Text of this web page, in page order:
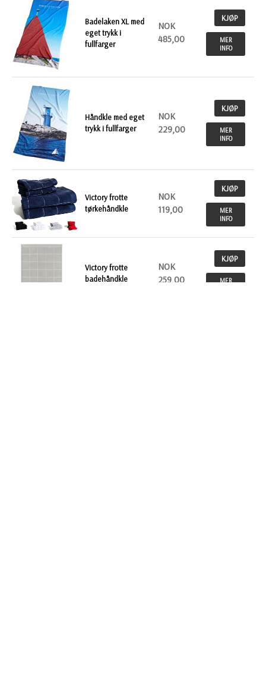
Badelaken XL med
eget trykk i
fullfarger
NOK
485,00
KJØP
MER
INFO
Håndkle med eget
trykk i fullfarger
NOK
229,00
KJØP
MER
INFO
Victory frotte
tørkehåndkle
NOK
119,00
KJØP
MER
INFO
Victory frotte
badehåndkle
NOK
259,00
KJØP
MER